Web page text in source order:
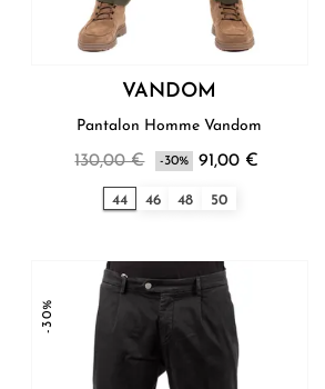
VANDOM
Pantalon Homme Vandom
130,00 € -30% 91,00 €
44 46 48 50
-30%